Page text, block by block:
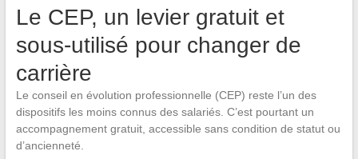
Le CEP, un levier gratuit et
sous-utilisé pour changer de
carrière
Le conseil en évolution professionnelle (CEP) reste l’un des
dispositifs les moins connus des salariés. C’est pourtant un
accompagnement gratuit, accessible sans condition de statut ou
d’ancienneté.